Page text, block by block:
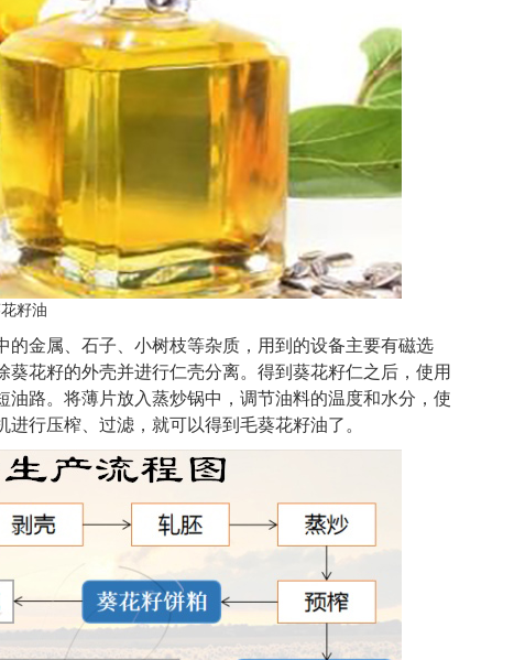
籽油
金属、石子、小树枝等杂质，用到的设备主要有磁选
花籽的外壳并进行仁壳分离。得到葵花籽仁之后，使用
路。将薄片放入蒸炒锅中，调节油料的温度和水分，使
行压榨、过滤，就可以得到毛葵花籽油了。